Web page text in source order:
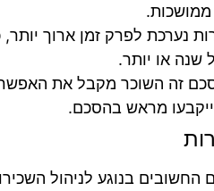
נערכת לפרק זמן ארוך יותר,
שנה או יותר.
זה השוכר מקבל את
מראש בהסכם.
החשובים בנוגע לניהול